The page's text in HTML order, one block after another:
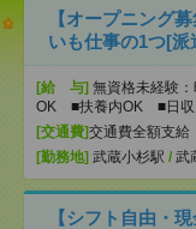
【オープニング
いも仕事の1つ[派
[給 与] 無資格未経験
OK ■扶養内OK ■日収
[交通費]交通費全額支給
[勤務地] 武蔵小杉駅 / 武
【シフト自由・